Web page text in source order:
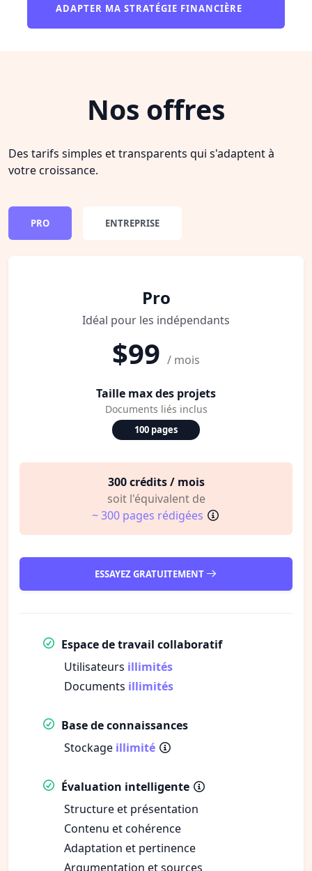
ADAPTER MA STRATÉGIE FINANCIÈRE
Nos offres
Des tarifs simples et transparents qui s'adaptent à
votre croissance.
PRO ENTREPRISE
Pro
Idéal pour les indépendants
$99 / mois
Taille max des projets
Documents liés inclus
100 pages
300 crédits / mois
soit l'équivalent de
~ 300 pages rédigées
ESSAYEZ GRATUITEMENT
Espace de travail collaboratif
Utilisateurs illimités
Documents illimités
Base de connaissances
Stockage illimité
Évaluation intelligente
Structure et présentation
Contenu et cohérence
Adaptation et pertinence
Argumentation et sources